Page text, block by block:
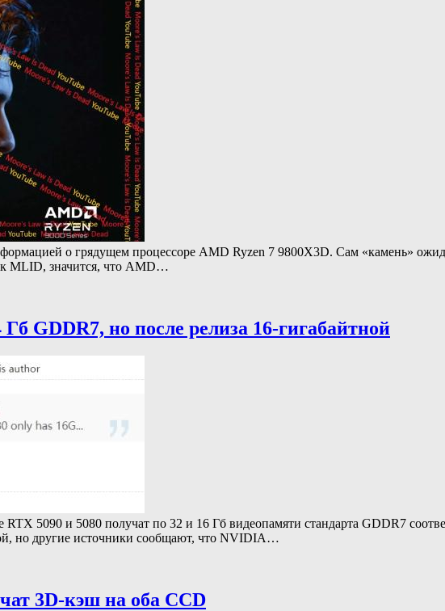
о грядущем процессоре AMD Ryzen 7 9800X3D. Сам «камень»
к MLID, значится, что AMD…
GDDR7, но после релиза 16-гигабайтной
5090 и 5080 получат по 32 и 16 Гб видеопамяти стандарта GDDR7
но другие источники сообщают, что NVIDIA…
3D-кэш на оба CCD